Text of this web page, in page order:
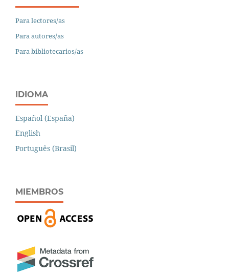
Para lectores/as
Para autores/as
Para bibliotecarios/as
IDIOMA
Español (España)
English
Português (Brasil)
MIEMBROS